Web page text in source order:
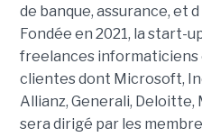
de banque, assurance, et
Fondée en 2021, la start-
freelances
clientes dont Microsoft,
Allianz, Generali, Deloitte,
sera dirigé par les